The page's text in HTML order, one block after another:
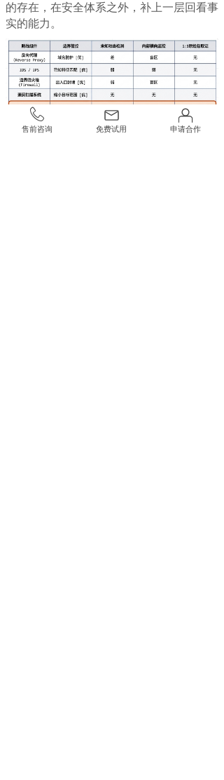
的存在，在安全体系之外，补上一层回看事
实的能力。
售前咨询 免费试用 申请合作